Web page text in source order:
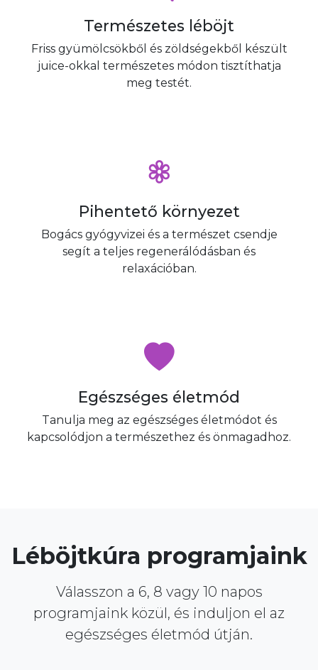
Természetes léböjt
Friss gyümölcsökből és zöldségekből készült
juice-okkal természetes módon tisztíthatja
meg testét.
Pihentető környezet
Bogács gyógyvizei és a természet csendje
segít a teljes regenerálódásban és
relaxációban.
Egészséges életmód
Tanulja meg az egészséges életmódot és
kapcsolódjon a természethez és önmagadhoz.
Léböjtkúra programjaink
Válasszon a 6, 8 vagy 10 napos
programjaink közül, és induljon el az
egészséges életmód útján.